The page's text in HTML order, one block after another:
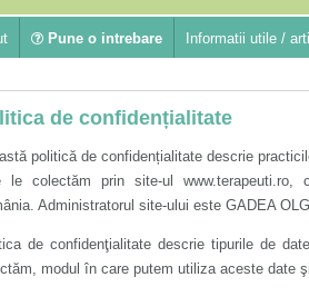
Pune o intrebare Informatii utile /
de confidențialitate
politică de confidențialitate descrie
le colectăm prin site-ul
Administratorul site-ului este GADEA
de confidenţialitate descrie tipurile de
modul în care putem utiliza aceste date